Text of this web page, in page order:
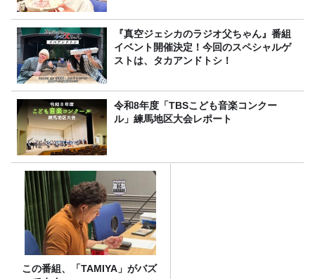
『真空ジェシカのラジオ父ちゃん』番組
イベント開催決定！今回のスペシャルゲ
ストは、タカアンドトシ！
令和8年度「TBSこども音楽コンクー
ル」練馬地区大会レポート
この番組、「TAMIYA」がバズ